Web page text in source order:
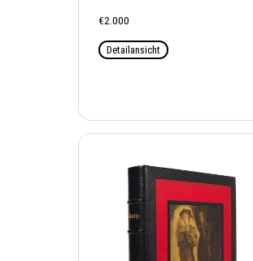
€2.000
Detailansicht